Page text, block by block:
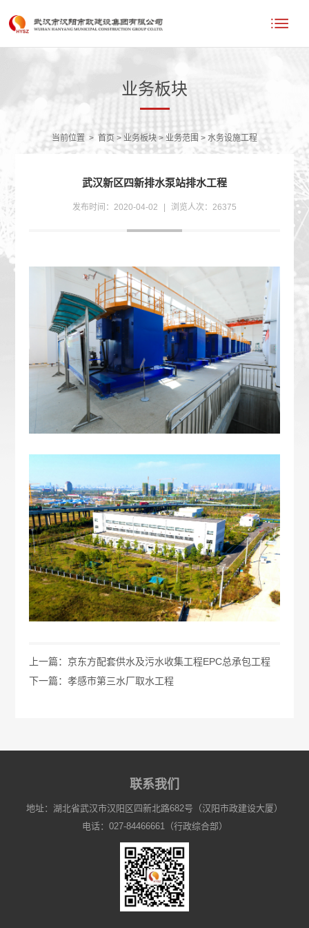
业务板块
当前位置 > 首页 > 业务板块 > 业务范围 > 水务设施工程
武汉新区四新排水泵站排水工程
发布时间：2020-04-02 浏览人次：26375
上一篇：京东方配套供水及污水收集工程EPC总承包工程
下一篇：孝感市第三水厂取水工程
联系我们
地址：湖北省武汉市汉阳区四新北路682号（汉阳市政建设大厦）
电话：027-84466661（行政综合部）